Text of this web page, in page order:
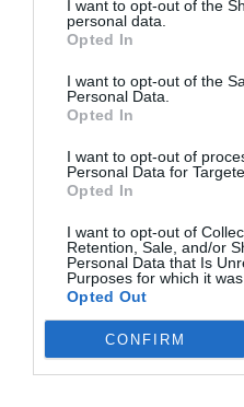
I want to opt-out of the
personal data.
Opted In
I want to opt-out of the
Personal Data.
Opted In
I want to opt-out of
Personal Data for
Opted In
I want to opt-out of
Retention, Sale, and/or
Personal Data that Is
Purposes for which it was
Opted Out
CONFIRM
Ρακή
όρος «ρακή»
Ελλάδας και των Βαλκανίων, η
διάφορα είδη αποσταγμένων
Κρήτη η ρακή παρασκευάζεται
τσικουδιά, σε άλλες περιοχές
μεθόδους παραγωγής ή στα
χρησιμοποιούνται. Όπως και η
είναι συνήθως χωρίς